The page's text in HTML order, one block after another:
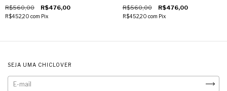
R$560,00 R$476,00
R$452,20 com Pix
R$560,00 R$476,00
R$452,20 com Pix
SEJA UMA CHICLOVER